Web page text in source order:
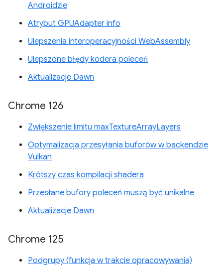
Androidzie
Atrybut GPUAdapter info
Ulepszenia interoperacyjności WebAssembly
Ulepszone błędy kodera poleceń
Aktualizacje Dawn
Chrome 126
Zwiększenie limitu maxTextureArrayLayers
Optymalizacja przesyłania buforów w backendzie
Vulkan
Krótszy czas kompilacji shadera
Przesłane bufory poleceń muszą być unikalne
Aktualizacje Dawn
Chrome 125
Podgrupy (funkcja w trakcie opracowywania)